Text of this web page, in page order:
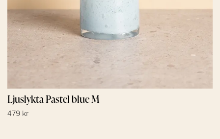
Ljuslykta Pastel blue M
479 kr